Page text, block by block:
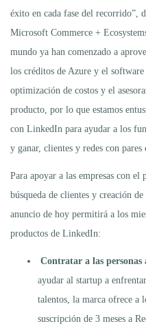
éxito en cada fase del recorrido”,
Microsoft Commerce +
mundo ya han comenzado a
los créditos de Azure y el
optimización de costos y el
producto, por lo que estamos
con LinkedIn para ayudar a los
y ganar, clientes y redes con pares
Para apoyar a las empresas con el
búsqueda de clientes y creación
anuncio de hoy permitirá a los
productos de LinkedIn:
Contratar a las
ayudar al startup a
talentos, la marca ofrece a
suscripción de 3 meses a